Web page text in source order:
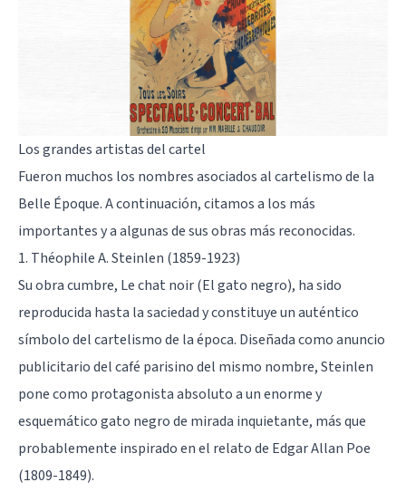
Los grandes artistas del cartel
Fueron muchos los nombres asociados al cartelismo de la
Belle Époque. A continuación, citamos a los más
importantes y a algunas de sus obras más reconocidas.
1. Théophile A. Steinlen (1859-1923)
Su obra cumbre, Le chat noir (El gato negro), ha sido
reproducida hasta la saciedad y constituye un auténtico
símbolo del cartelismo de la época. Diseñada como anuncio
publicitario del café parisino del mismo nombre, Steinlen
pone como protagonista absoluto a un enorme y
esquemático gato negro de mirada inquietante, más que
probablemente inspirado en el relato de Edgar Allan Poe
(1809-1849).